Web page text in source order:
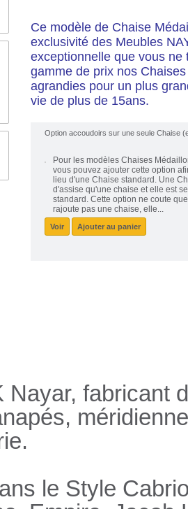
Ce modèle de Chaise
exclusivité des Meubles
exceptionnelle que vous
gamme de prix nos
agrandies pour un plus
vie de plus de 15ans.
Option accoudoirs sur une seule Chaise
Pour les modèles Chaises
vous pouvez ajouter cette option
lieu d'une Chaise standard. Une
d'assise qu'une chaise et elle est
standard. Cette option ne coute
rajoute pas une chaise, elle...
Voir Ajouter au panier
Nayar, fabricant
le Style